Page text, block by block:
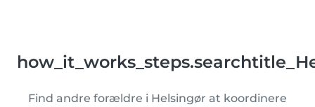
Find andre forældre i Helsingør at koordinere